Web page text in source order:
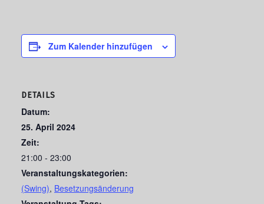
Zum Kalender hinzufügen
DETAILS
Datum:
25. April 2024
Zeit:
21:00 - 23:00
Veranstaltungskategorien:
(Swing), Besetzungsänderung